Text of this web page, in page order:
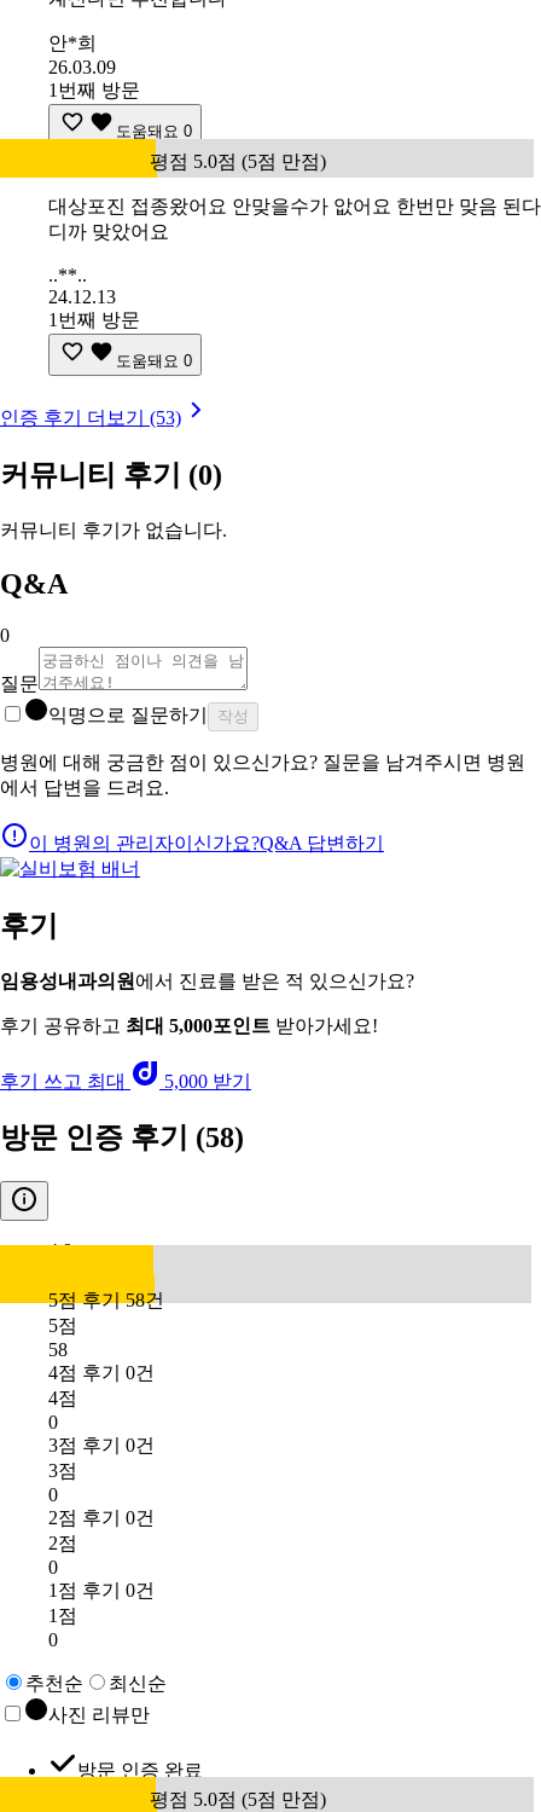
안*희
26.03.09
1번째 방문
도움돼요 0
평점 5.0점 (5점 만점)
대상포진 접종왔어요 안맞을수가 앖어요 한번만 맞음 된다
디까 맞았어요
..**..
24.12.13
1번째 방문
도움돼요 0
인증 후기 더보기 (53)
커뮤니티 후기 (0)
커뮤니티 후기가 없습니다.
Q&A
0
질문
익명으로 질문하기
작성
병원에 대해 궁금한 점이 있으신가요? 질문을 남겨주시면 병원
에서 답변을 드려요.
이 병원의 관리자이신가요?Q&A 답변하기
후기
임용성내과의원 에서 진료를 받은 적 있으신가요?
후기 공유하고 최대 5,000포인트 받아가세요!
후기 쓰고 최대 5,000 받기
방문 인증 후기 (58)
4.9
5점 후기 58건
5점
58
4점 후기 0건
4점
0
3점 후기 0건
3점
0
2점 후기 0건
2점
0
1점 후기 0건
1점
0
추천순
최신순
사진 리뷰만
방문 인증 완료
평점 5.0점 (5점 만점)